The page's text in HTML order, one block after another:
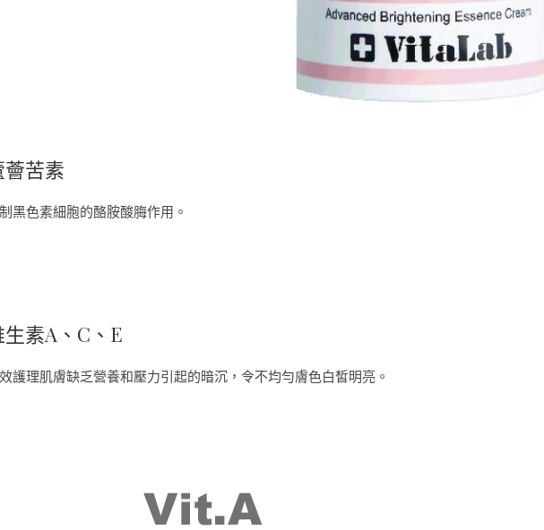
薈苦素
黑色素細胞的酪胺酸脢作用。
生素A、C、E
護理肌膚缺乏營養和壓力引起的暗沉，令不均勻膚色白皙明亮。